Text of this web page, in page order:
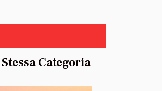
Categoria